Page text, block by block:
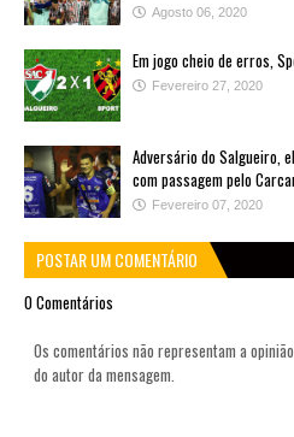
Agosto 06, 2020
Em jogo cheio de erros,
Fevereiro 27, 2020
Adversário do Salgueiro,
com passagem pelo
Fevereiro 07, 2020
POSTAR UM COMENTÁRIO
0 Comentários
Os comentários não representam a
do autor da mensagem.